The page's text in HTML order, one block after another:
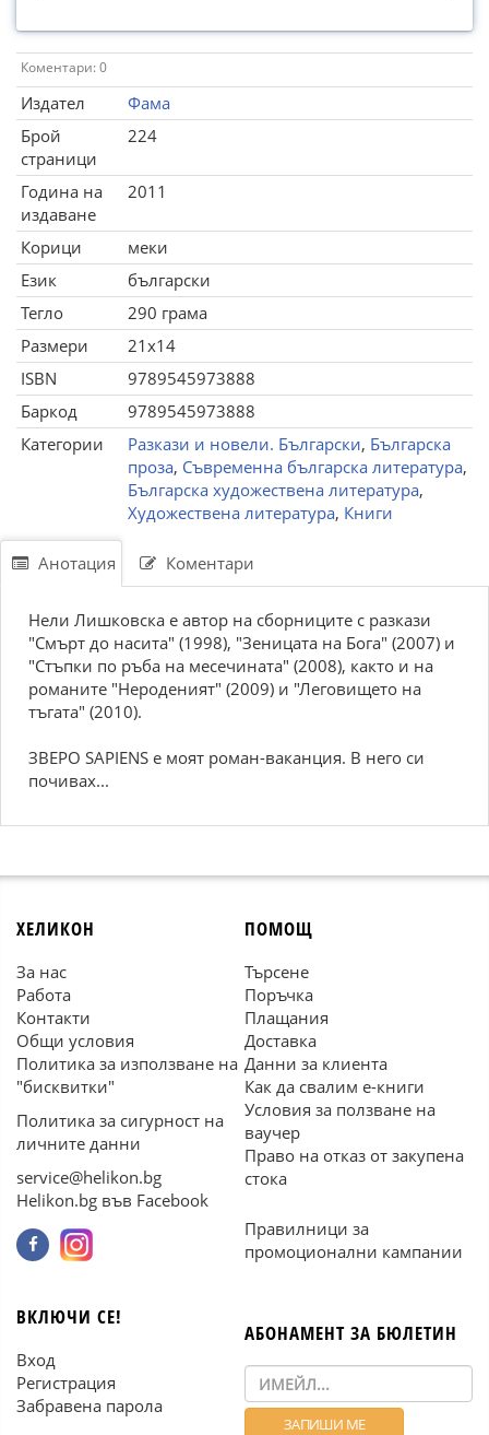
Коментари: 0
Издател
Фама
Брой
страници
224
Година на
издаване
2011
Корици
меки
Език
български
Тегло
290 грама
Размери
21x14
ISBN
9789545973888
Баркод
9789545973888
Категории
Разкази и новели. Български, Българска
проза, Съвременна българска литература,
Българска художествена литература,
Художествена литература, Книги
Анотация Коментари
Нели Лишковска е автор на сборниците с разкази
"Смърт до насита" (1998), "Зеницата на Бога" (2007) и
"Стъпки по ръба на месечината" (2008), както и на
романите "Нероде­ният" (2009) и "Леговището на
тъгата" (2010).
ЗВЕРО SAPIENS е моят роман-ваканция. В него си
почивах...
ХЕЛИКОН
За нас
Работа
Контакти
Общи условия
Политика за използване на
"бисквитки"
Политика за сигурност на
личните данни
service@helikon.bg
Helikon.bg във Facebook
ПОМОЩ
Търсене
Поръчка
Плащания
Доставка
Данни за клиента
Как да свалим е-книги
Условия за ползване на
ваучер
Право на отказ от закупена
стока
Правилници за
промоционални кампании
ВКЛЮЧИ СЕ!
Вход
Регистрация
Забравена парола
АБОНАМЕНТ ЗА БЮЛЕТИН